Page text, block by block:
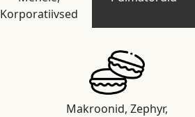
Korporatiivsed
Makroonid, Zephyr,